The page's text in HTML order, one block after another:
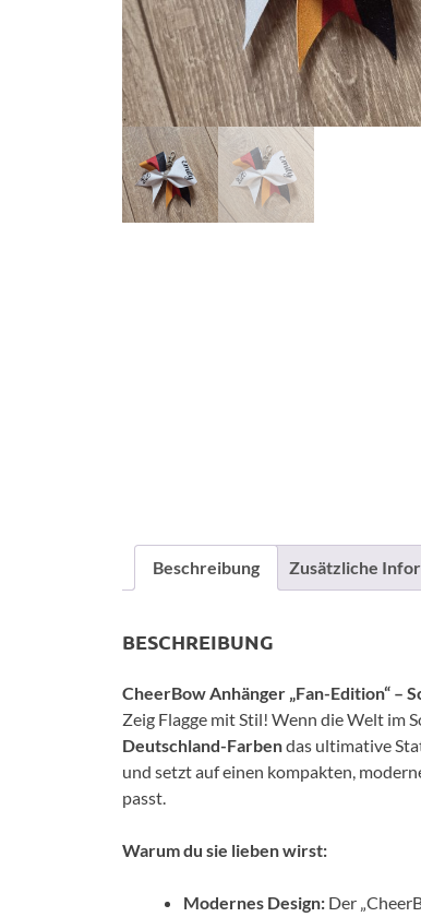
Beschreibung Zusätzliche
BESCHREIBUNG
CheerBow Anhänger „Fan-Edition“ –
Zeig Flagge mit Stil! Wenn die Welt im
Deutschland-Farbendas ultimative
und setzt auf einen kompakten,
passt.
Warum du sie lieben wirst:
Modernes Design: Der